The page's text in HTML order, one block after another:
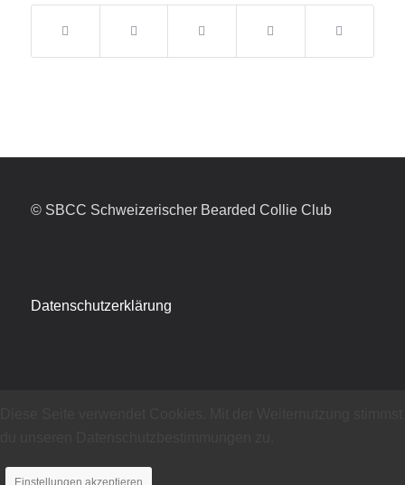
© SBCC Schweizerischer Bearded Collie Club
Datenschutzerklärung